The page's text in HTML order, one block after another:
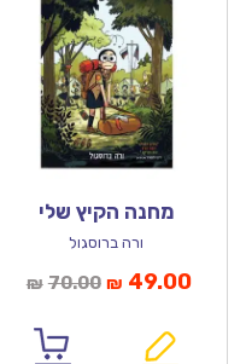
מחנה הקיץ שלי
ורה ברוסגול
₪ 70.00המחיר
₪ 49.00